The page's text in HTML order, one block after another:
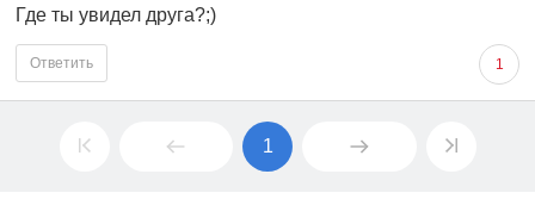
Где ты увидел друга?;)
1
Ответить
1